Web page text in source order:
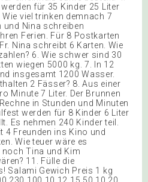
für 35 Kinder 25 Liter
viel trinken demnach 7
und Nina schreiben
Ferien. Für 8 Postkarten
Nina schreibt 6 Karten. Wie
6. Wie schwer sind 30
wiegen 5000 kg. 7. In 12
insgesamt 1200 Wasser.
2 Fässer? 8. Aus einer
Minute 7 Liter. Der Brunnen
in Stunden und Minuten
werden für 8 Kinder 6 Liter
Es nehmen 240 Kinder teil.
4 Freunden ins Kino und
Wie teuer wäre es
Tina und Kim
11. Fülle die
Salami Gewich Preis 1 kg
230 100 10 12 15 50 10 20